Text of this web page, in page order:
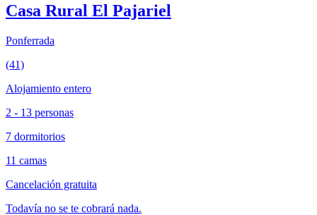
Casa Rural El Pajariel
Ponferrada
(41)
Alojamiento entero
2 - 13 personas
7 dormitorios
11 camas
Cancelación gratuita
Todavía no se te cobrará nada.